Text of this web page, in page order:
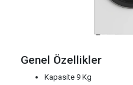
Genel Özellikler
Kapasite 9 Kg